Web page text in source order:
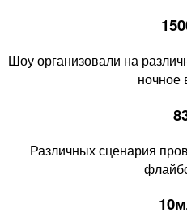
Шоу организовали на
ночное
Различных сценария